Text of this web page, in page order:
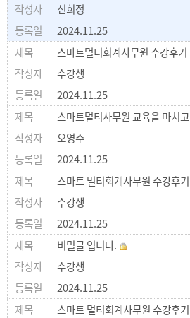
신희정
2024.11.25
스마트멀티회계사무원 수강후기
수강생
2024.11.25
스마트멀티사무원 교육을 마치고
오영주
2024.11.25
스마트 멀티회계사무원 수강후기
수강생
2024.11.25
비밀글 입니다.
수강생
2024.11.25
스마트 멀티회계사무원 수강후기